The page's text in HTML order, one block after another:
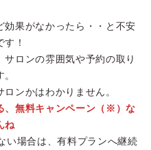
効果がなかったら・・と不安
す！
ロンの雰囲気や予約の取り
ンかはわかりません。
、無料キャンペーン（※）な
ね
い場合は、有料プランへ継続